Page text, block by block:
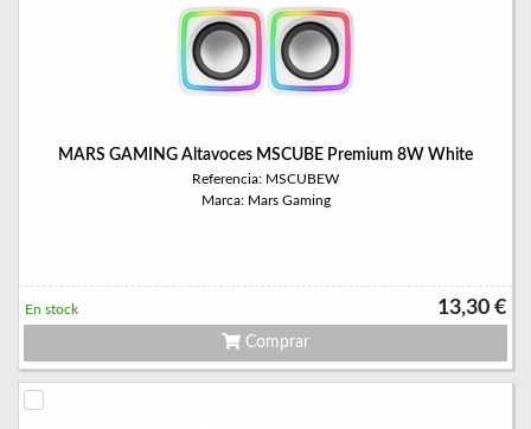
MARS GAMING Altavoces MSCUBE Premium 8W White
Referencia: MSCUBEW
Marca: Mars Gaming
13,30 €
En stock
Comprar